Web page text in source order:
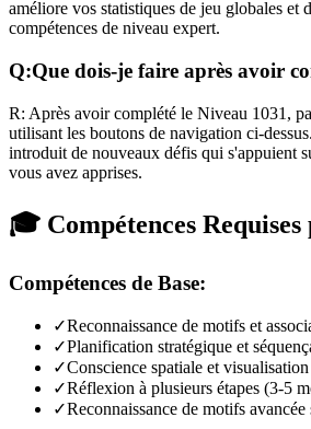
améliore vos statistiques de jeu globales et
compétences de niveau expert.
Q:Que dois-je faire après avoir
R: Après avoir complété le Niveau 1031 ,
utilisant les boutons de navigation ci-
introduit de nouveaux défis qui s'appuient
vous avez apprises.
🎓 Compétences
Compétences de Base:
✓Reconnaissance de motifs et
✓Planification stratégique et
✓Conscience spatiale et
✓Réflexion à plusieurs étapes (3-5
✓Reconnaissance de motifs avancée